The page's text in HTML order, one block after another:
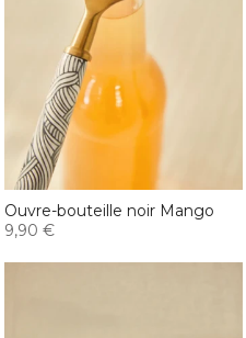
Ouvre-bouteille noir Mango
9,90 €